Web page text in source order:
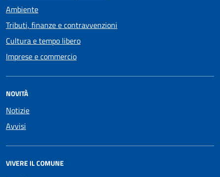
Ambiente
Tributi, finanze e contravvenzioni
Cultura e tempo libero
Imprese e commercio
NOVITÀ
Notizie
Avvisi
VIVERE IL COMUNE